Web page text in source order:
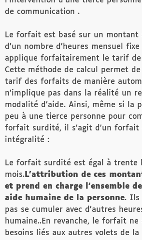
de communication .
Le forfait est basé sur un montant
d’un nombre d’heures mensuel
applique forfaitairement le tarif de
Cette méthode de calcul permet
tarif des forfaits de manière
n’implique pas dans la réalité un
modalité d’aide. Ainsi, même si la
peu à une tierce personne pour
forfait surdité, il s’agit d’un
intégralité :
Le forfait surdité est égal à trente
mois. L’attribution de ces
et prend en charge l’ensemble
aide humaine de la personne. Ils
pas se cumuler avec d’autres
humaine..En revanche, le forfait ne
besoins liés aux autres volets de la